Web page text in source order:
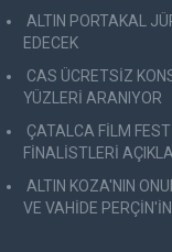
ALTIN PORTAKAL
EDECEK
CAS ÜCRETSİZ
YÜZLERİ ARANIYOR
ÇATALCA FİLM
FİNALİSTLERİ
ALTIN KOZA'NIN
VE VAHİDE PERÇİN'İN